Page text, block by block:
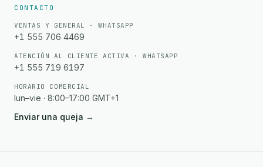
CONTACTO
VENTAS Y GENERAL · WHATSAPP
+1 555 706 4469
ATENCIÓN AL CLIENTE ACTIVA · WHATSAPP
+1 555 719 6197
HORARIO COMERCIAL
lun–vie · 8:00–17:00 GMT+1
Enviar una queja →